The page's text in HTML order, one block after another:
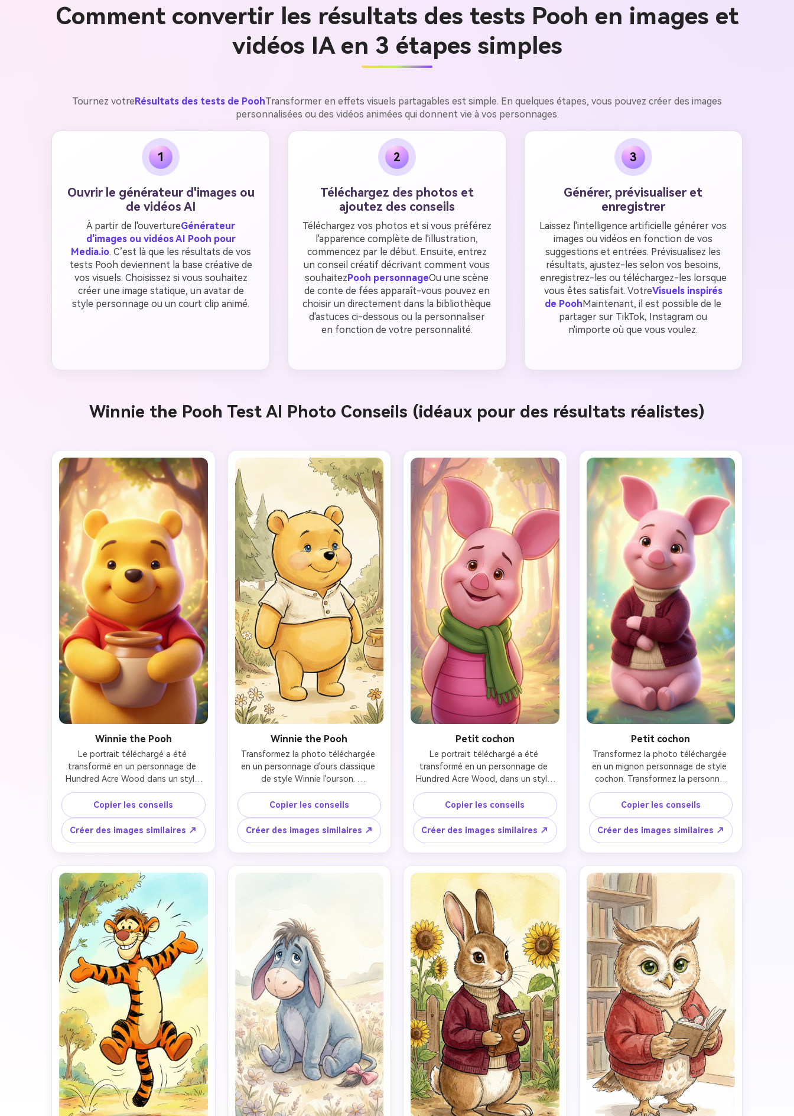
Comment convertir les résultats des tests Pooh en images et
vidéos IA en 3 étapes simples
Tournez votreRésultats des tests de PoohTransformer en effets visuels partagables est simple. En quelques étapes, vous pouvez créer des images
personnalisées ou des vidéos animées qui donnent vie à vos personnages.
1
Ouvrir le générateur d'images ou
de vidéos AI
À partir de l'ouvertureGénérateur
d'images ou vidéos AI Pooh pour
Media.io. C’est là que les résultats de vos
tests Pooh deviennent la base créative de
vos visuels. Choisissez si vous souhaitez
créer une image statique, un avatar de
style personnage ou un court clip animé.
2
Téléchargez des photos et
ajoutez des conseils
Téléchargez vos photos et si vous préférez
l'apparence complète de l'illustration,
commencez par le début. Ensuite, entrez
un conseil créatif décrivant comment vous
souhaitezPooh personnageOu une scène
de conte de fées apparaît-vous pouvez en
choisir un directement dans la bibliothèque
d'astuces ci-dessous ou la personnaliser
en fonction de votre personnalité.
3
Générer, prévisualiser et
enregistrer
Laissez l'intelligence artificielle générer vos
images ou vidéos en fonction de vos
suggestions et entrées. Prévisualisez les
résultats, ajustez-les selon vos besoins,
enregistrez-les ou téléchargez-les lorsque
vous êtes satisfait. VotreVisuels inspirés
de PoohMaintenant, il est possible de le
partager sur TikTok, Instagram ou
n'importe où que vous voulez.
Winnie the Pooh Test AI Photo Conseils (idéaux pour des résultats réalistes)
Winnie the Pooh
Le portrait téléchargé a été
transformé en un personnage de
Hundred Acre Wood dans un style
d'animation 3D moderne semblable à
celui du film d'animation Disney de
2011 Winnie the Pooh. Il a une
texture de fourrure lisse et douce,
une couleur cellulaire douce, des
tons pastel vibrants et apaisants,
des yeux scintillants, des
proportions du corps jolies et
arrondies, et une expression
chaleureuse et joyeuse. L’arrière-
plan émet une subtile lumière
magique de la forêt, créant une
atmosphère saine, heureuse et
chaleureuse – la photo de profil
parfaite pour les médias sociaux.
Riche en détails, la posture et le
langage corporel correspondent
parfaitement à l'image de référence,
y compris la position des bras,
l'angle d'inclinaison de la tête, la
posture des jambes et les
expressions faciales. Comme Winnie
l'ourson lui-même, rond et potelé
ours jaune portant une petite
chemise rouge, tenant un pot de
miel, un sourire doux de somnolence
calme et satisfaction, une
Copier les conseils
Créer des images similaires ↗
Winnie the Pooh
Transformez la photo téléchargée
en un personnage d'ours classique
de style Winnie l'ourson.
Transformez la personne
complètement en un ours
chaleureux, rond et aimant le miel,
avec une forme douce et une
expression douce et amicale. Utilisez
le style classique d'animation pour
enfants et d'illustration de livre
Les personnages doivent se sentir à
l’aise, innocents et réconfortants.
Fond simple, ambiance douce de
livre d'histoire. Pas de réalisme, pas
de traits de visage, pas de 3D, pas
de style d'anime moderne.
Copier les conseils
Créer des images similaires ↗
Petit cochon
Le portrait téléchargé a été
transformé en un personnage de
Hundred Acre Wood, dans un style
d'animation 3D moderne similaire à
celui du film d'animation Disney de
2011 Winnie the Pooh. Il a une
texture de fourrure lisse et douce,
une couleur cellulaire douce, des
tons pastel vibrants et apaisants,
des yeux scintillants, des
proportions du corps jolies et
arrondies, et une expression
chaleureuse et joyeuse. L’arrière-
plan émet une subtile lumière
magique de la forêt, créant une
atmosphère saine, heureuse et
chaleureuse – la photo de profil
parfaite pour les médias sociaux.
Riche en détails, la posture et le
langage corporel correspondent
parfaitement à l'image de référence,
y compris la position des bras,
l'angle d'inclinaison de la tête, la
posture des jambes et les
expressions faciales. Piggy, un petit
cochon rose portant une écharpe
verte ou une chemise à rayures
roses, aux yeux brillants, semble à la
fois inquiet et courageux, nerveux
et mignon, dégageant une aura
Copier les conseils
Créer des images similaires ↗
Petit cochon
Transformez la photo téléchargée
en un mignon personnage de style
cochon. Transformez la personne
complètement en un petit cochon
rose avec de grandes oreilles
douces, une expression timide mais
gentille et des traits du visage
simples et ronds. Utilisez le style
classique des animations pour
enfants et des livres d'histoires à
l'aquarelle. Des couleurs douces, une
lumière chaleureuse et une ambiance
calme et confortable. Le personnage
devrait se sentir sensible, doux et
mignon. Le plus petit arrière-plan de
livre d'histoires, propre et
confortable. Pas de visage humain,
pas de réalisme, pas de 3D, pas de
style de dessin animé exagéré.
Copier les conseils
Créer des images similaires ↗
Créez des images IA
à l’infini. 100 %
gratuit!
Créer Gratuitement →